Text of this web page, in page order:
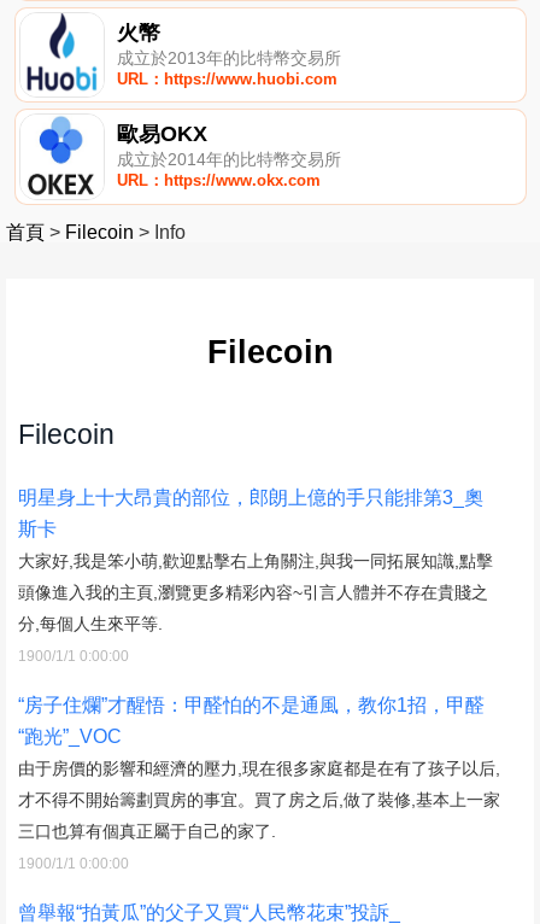
火幣
成立於2013年的比特幣交易所
URL：https://www.huobi.com
歐易OKX
成立於2014年的比特幣交易所
URL：https://www.okx.com
首頁 > Filecoin > Info
Filecoin
Filecoin
明星身上十大昂貴的部位，郎朗上億的手只能排第3_奧
斯卡
大家好,我是笨小萌,歡迎點擊右上角關注,與我一同拓展知識,點擊
頭像進入我的主頁,瀏覽更多精彩內容~引言人體并不存在貴賤之
分,每個人生來平等.
1900/1/1 0:00:00
“房子住爛”才醒悟：甲醛怕的不是通風，教你1招，甲醛
“跑光”_VOC
由于房價的影響和經濟的壓力,現在很多家庭都是在有了孩子以后,
才不得不開始籌劃買房的事宜。買了房之后,做了裝修,基本上一家
三口也算有個真正屬于自己的家了.
1900/1/1 0:00:00
曾舉報“拍黃瓜”的父子又買“人民幣花束”投訴_